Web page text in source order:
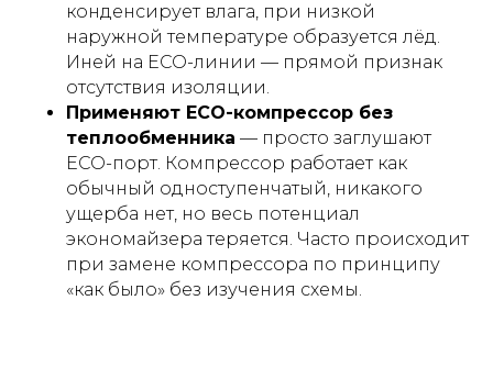
конденсирует влага, при низкой
наружной температуре образуется лёд.
Иней на ECO-линии — прямой признак
отсутствия изоляции.
Применяют ECO-компрессор без
теплообменника — просто заглушают
ECO-порт. Компрессор работает как
обычный одноступенчатый, никакого
ущерба нет, но весь потенциал
экономайзера теряется. Часто происходит
при замене компрессора по принципу
«как было» без изучения схемы.